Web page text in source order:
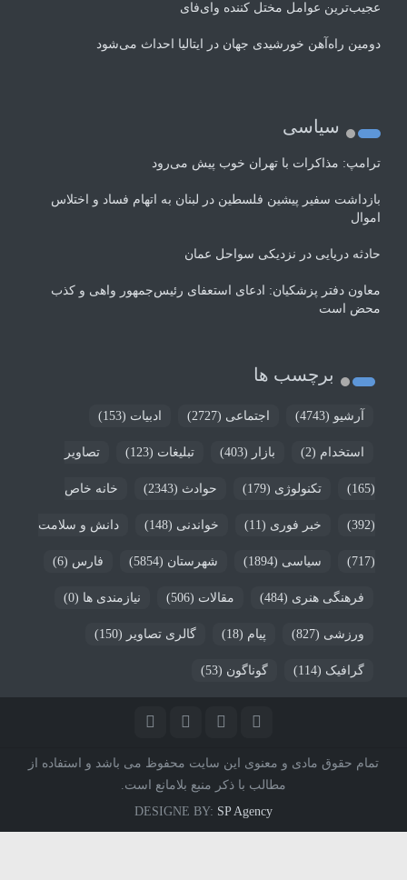
عجیب‌ترین عوامل مختل کننده وای‌فای
دومین راه‌آهن خورشیدی جهان در ایتالیا احداث می‌شود
سیاسی
ترامپ: مذاکرات با تهران خوب پیش می‌رود
بازداشت سفیر پیشین فلسطین در لبنان به اتهام فساد و اختلاس
اموال
حادثه دریایی در نزدیکی سواحل عمان
معاون دفتر پزشکیان: ادعای استعفای رئیس‌جمهور واهی و کذب
محض است
برچسب ها
آرشیو (4743) اجتماعی (2727) ادبیات (153)
استخدام (2) بازار (403) تبلیغات (123) تصاویر
(165) تکنولوژی (179) حوادث (2343) خانه خاص
(392) خبر فوری (11) خواندنی (148) دانش و سلامت
(717) سیاسی (1894) شهرستان (5854) فارس (6)
فرهنگی هنری (484) مقالات (506) نیازمندی ها (0)
ورزشی (827) پیام (18) گالری تصاویر (150)
گرافیک (114) گوناگون (53)
تمام حقوق مادی و معنوی این سایت محفوظ می باشد و استفاده از
مطالب با ذکر منبع بلامانع است.
DESIGNE BY: SP Agency